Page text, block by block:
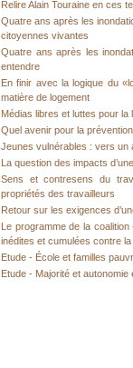
Relire Alain Touraine en ces
Quatre ans après les
citoyennes vivantes
Quatre ans après les
entendre
En finir avec la logique du
matière de logement
Médias libres et luttes pour la
Quel avenir pour la
Jeunes vulnérables : vers un
La question des impacts
Sens et contresens du
propriétés des travailleurs
Retour sur les exigences
Le programme de la
inédites et cumulées contre
Etude - École et familles
Etude - Majorité et